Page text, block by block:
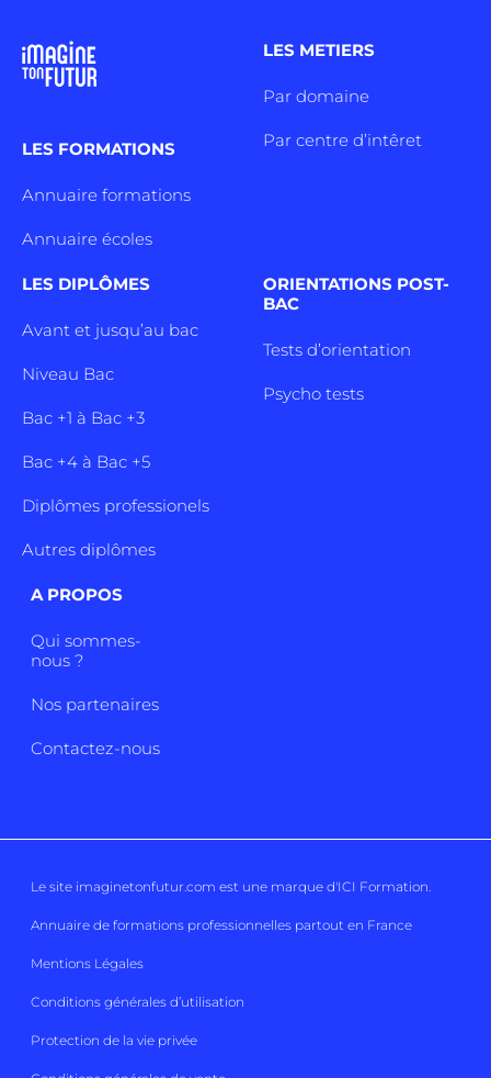
LES FORMATIONS
Annuaire formations
Annuaire écoles
LES METIERS
Par domaine
Par centre d’intêret
LES DIPLÔMES
Avant et jusqu’au bac
Niveau Bac
Bac +1 à Bac +3
Bac +4 à Bac +5
Diplômes professionels
Autres diplômes
ORIENTATIONS POST-
BAC
Tests d’orientation
Psycho tests
A PROPOS
Qui sommes-
nous ?
Nos partenaires
Contactez-nous
Le site imaginetonfutur.com est une marque d'ICI Formation.
Annuaire de formations professionnelles partout en France
Mentions Légales
Conditions générales d’utilisation
Protection de la vie privée